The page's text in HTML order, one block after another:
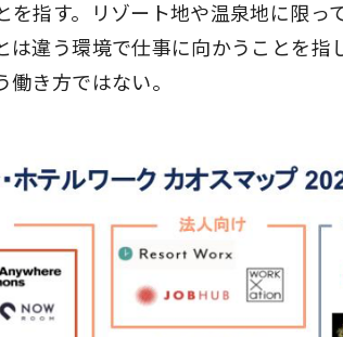
を指す。リゾート地や温泉地に限っ
は違う環境で仕事に向かうことを指
き方ではない。